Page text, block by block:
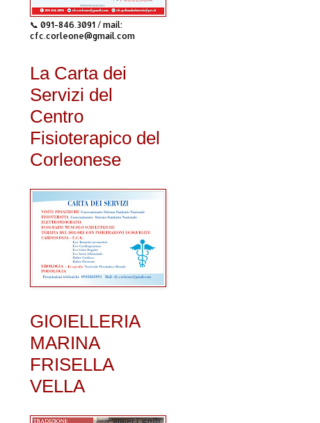
📞 091-846.3091 / mail:
cfc.corleone@gmail.com
La Carta dei
Servizi del
Centro
Fisioterapico del
Corleonese
GIOIELLERIA
MARINA
FRISELLA
VELLA